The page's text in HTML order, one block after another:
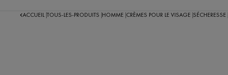
ACCUEIL TOUS-LES-PRODUITS HOMME CRÈMES POUR LE VISAGE SÉCHERESSE